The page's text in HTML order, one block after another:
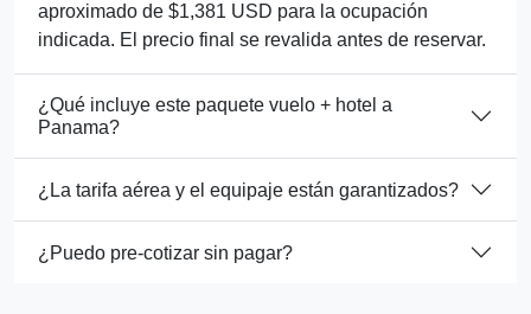
aproximado de $1,381 USD para la ocupación
indicada. El precio final se revalida antes de reservar.
¿Qué incluye este paquete vuelo + hotel a
Panama?
¿La tarifa aérea y el equipaje están garantizados?
¿Puedo pre-cotizar sin pagar?